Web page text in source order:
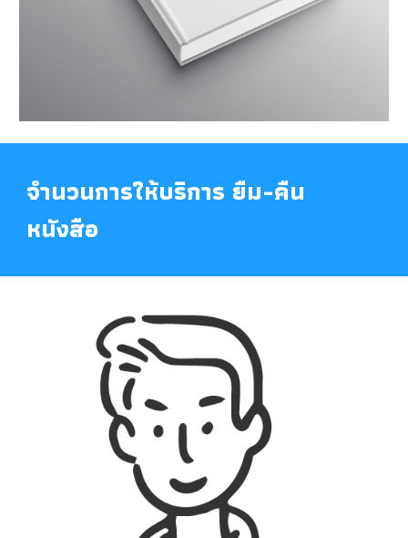
จำนวนการให้บริการ ยืม-คืน
หนังสือ